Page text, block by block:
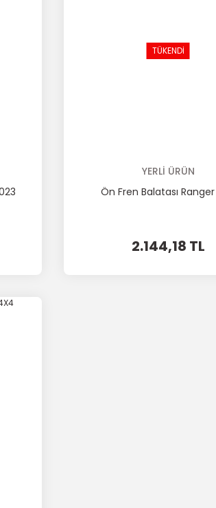
TÜKENDİ
YERLİ ÜRÜN
Ön Fren Balatası
2.144,18 TL